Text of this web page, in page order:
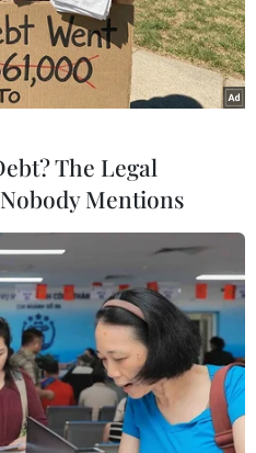
11 tuyên bố muốn OPCW
thành phố Aleppo, khẳng
cho thấy lực lượng nổi dậy
ở đó.
The Legal
Mentions